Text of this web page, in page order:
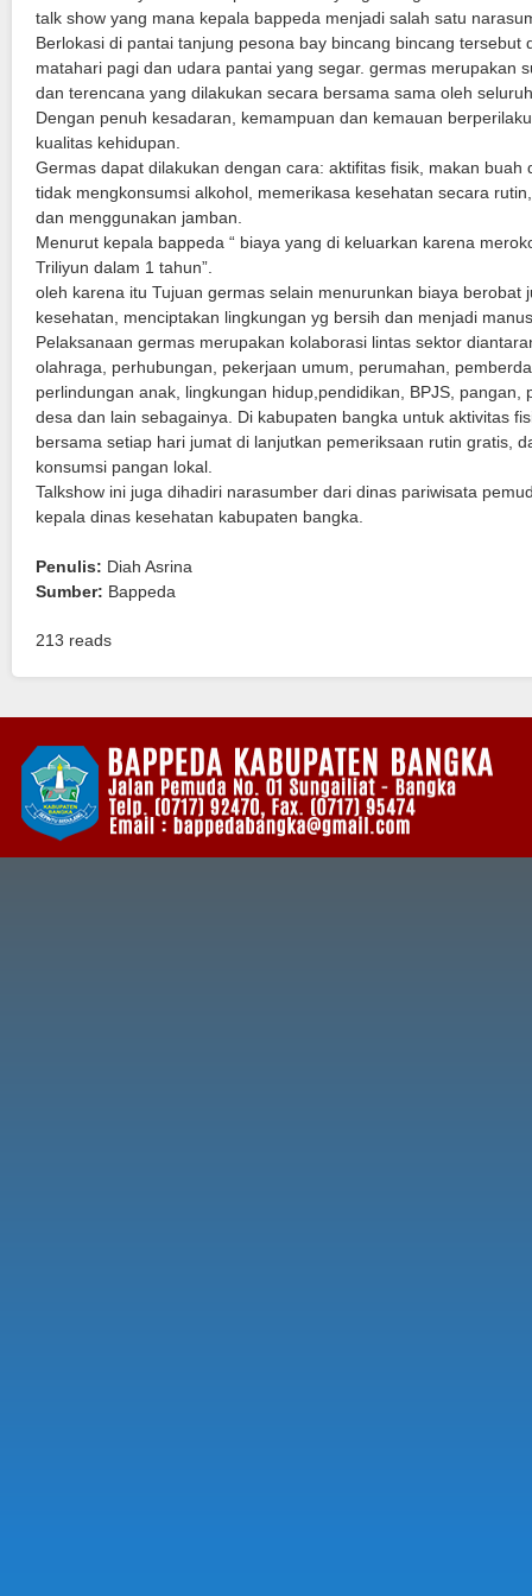
talk show yang mana kepala bappeda menjadi salah satu
Berlokasi di pantai tanjung pesona bay bincang bincang tersebut
matahari pagi dan udara pantai yang segar. germas merupakan
dan terencana yang dilakukan secara bersama sama oleh
Dengan penuh kesadaran, kemampuan dan kemauan
kualitas kehidupan.
Germas dapat dilakukan dengan cara: aktifitas fisik, makan buah
tidak mengkonsumsi alkohol, memerikasa kesehatan secara
dan menggunakan jamban.
Menurut kepala bappeda “ biaya yang di keluarkan karena
Triliyun dalam 1 tahun”.
oleh karena itu Tujuan germas selain menurunkan biaya berobat
kesehatan, menciptakan lingkungan yg bersih dan menjadi
Pelaksanaan germas merupakan kolaborasi lintas sektor
olahraga, perhubungan, pekerjaan umum, perumahan,
perlindungan anak, lingkungan hidup,pendidikan, BPJS, pangan,
desa dan lain sebagainya. Di kabupaten bangka untuk aktivitas
bersama setiap hari jumat di lanjutkan pemeriksaan rutin gratis,
konsumsi pangan lokal.
Talkshow ini juga dihadiri narasumber dari dinas pariwisata
kepala dinas kesehatan kabupaten bangka.
Penulis: Diah Asrina
Sumber: Bappeda
213 reads
Kunjungan Menteri Sosial Republik Ibdonesia
Musrenbang RKPD Kabupaten Bangka Tahun 2018
Musrenbang Kabupaten Bangka
MEDIA
Foto Gallery
Video Gallery
2018
2019
2020
2021
2023
APBD
2019
2020
2021
2022
2023
APBDes
2020
2021
2022
2023
BUKU JUKNIS INOVASI DAERAH KAB. BANGKA
2014-2018
2019-2023
RPJMD 2014-2018 (PENYESUAIAN)
P-RPJMD 2019-2023.
2025-2029
RPD 2024-2026
RKPD
2018
2019
2020
2022
2025
2026
2027
MUSRENBANG
2021
2022
RPJPD
2005-2025
RKPD P
2019
2020
2021
P RKPD 2025
RPD 2024-2026
APBD
2019
2020
2021
2023
APBD P
2018
2019
2021
DOK. PELAKSANAAN
PERKIN
2019
2018
2021
2024
2024 (PERUBAHAN)
2025
2026
DOK. PELAPORAN
2018
2017
2020
SAKIP
2021
OPINI BPK
2019
2020
2021
LAKIN
2020
2021
2021
2023
2024
2025
PERDA & PERBUP
RENSTRA BAPPEDA
2019-2023
2024-2026
RENJA BAPPEDA
2021 (PERUBAHAN)
2021
2022 (PERUBAHAN)
2022
2023
2024 (PERUBAHAN)
2024
2025 (PERUBAHAN)
2025
2026
PEDOMAN TEKNIS INOVASI DAERAH